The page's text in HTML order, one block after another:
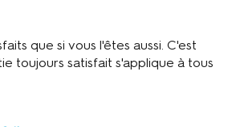
que si vous l'êtes aussi. C'est
toujours satisfait s'applique à tous